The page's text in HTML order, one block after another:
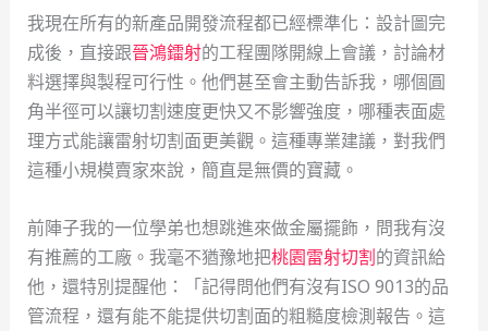
我現在所有的新產品開發流程都已經標準化：設計圖完
成後，直接跟晉鴻鐳射的工程團隊開線上會議，討論材
料選擇與製程可行性。他們甚至會主動告訴我，哪個圓
角半徑可以讓切割速度更快又不影響強度，哪種表面處
理方式能讓雷射切割面更美觀。這種專業建議，對我們
這種小規模賣家來說，簡直是無價的寶藏。
前陣子我的一位學弟也想跳進來做金屬擺飾，問我有沒
有推薦的工廠。我毫不猶豫地把桃園雷射切割的資訊給
他，還特別提醒他：「記得問他們有沒有ISO 9013的品
管流程，還有能不能提供切割面的粗糙度檢測報告。這